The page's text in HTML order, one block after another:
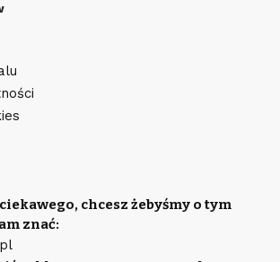
chcesz żebyśmy o tym
znać: